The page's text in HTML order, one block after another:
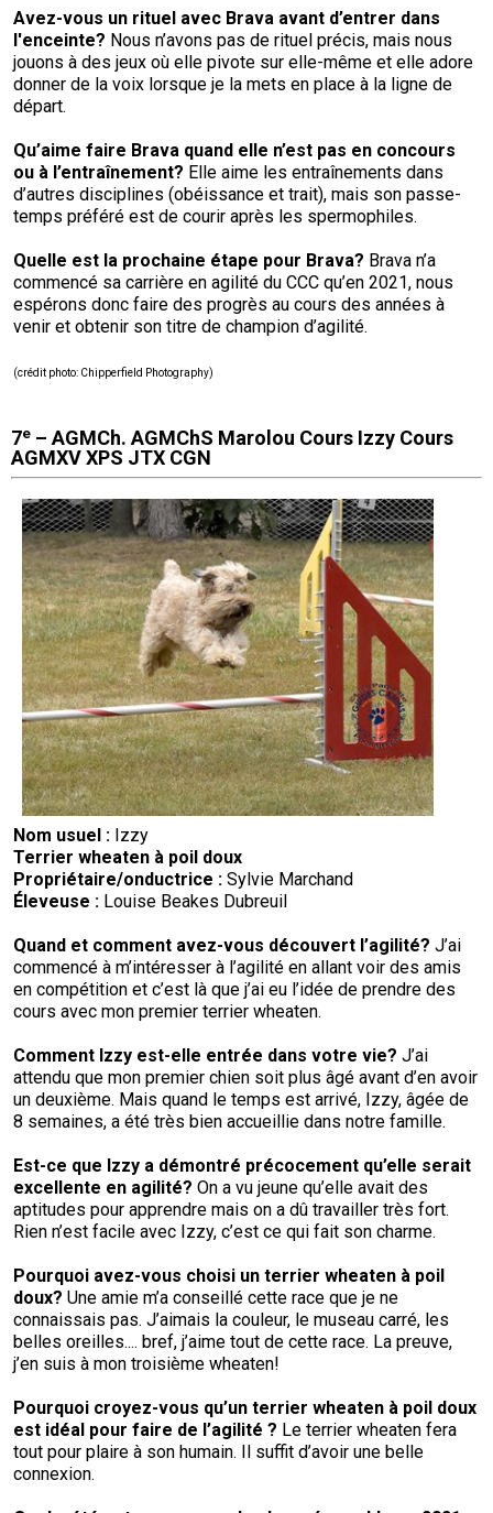
Avez-vous un rituel avec Brava avant d’entrer dans
l'enceinte? Nous n’avons pas de rituel précis, mais nous
jouons à des jeux où elle pivote sur elle-même et elle adore
donner de la voix lorsque je la mets en place à la ligne de
départ.
Qu’aime faire Brava quand elle n’est pas en concours
ou à l’entraînement? Elle aime les entraînements dans
d’autres disciplines (obéissance et trait), mais son passe-
temps préféré est de courir après les spermophiles.
Quelle est la prochaine étape pour Brava? Brava n’a
commencé sa carrière en agilité du CCC qu’en 2021, nous
espérons donc faire des progrès au cours des années à
venir et obtenir son titre de champion d’agilité.
(crédit photo: Chipperfield Photography)
7e – AGMCh. AGMChS Marolou Cours Izzy Cours
AGMXV XPS JTX CGN
Nom usuel : Izzy
Terrier wheaten à poil doux
Propriétaire/onductrice : Sylvie Marchand
Éleveuse : Louise Beakes Dubreuil
Quand et comment avez-vous découvert l’agilité? J’ai
commencé à m’intéresser à l’agilité en allant voir des amis
en compétition et c’est là que j’ai eu l’idée de prendre des
cours avec mon premier terrier wheaten.
Comment Izzy est-elle entrée dans votre vie? J’ai
attendu que mon premier chien soit plus âgé avant d’en avoir
un deuxième. Mais quand le temps est arrivé, Izzy, âgée de
8 semaines, a été très bien accueillie dans notre famille.
Est-ce que Izzy a démontré précocement qu’elle serait
excellente en agilité? On a vu jeune qu’elle avait des
aptitudes pour apprendre mais on a dû travailler très fort.
Rien n’est facile avec Izzy, c’est ce qui fait son charme.
Pourquoi avez-vous choisi un terrier wheaten à poil
doux? Une amie m’a conseillé cette race que je ne
connaissais pas. J’aimais la couleur, le museau carré, les
belles oreilles.... bref, j’aime tout de cette race. La preuve,
j’en suis à mon troisième wheaten!
Pourquoi croyez-vous qu’un terrier wheaten à poil doux
est idéal pour faire de l’agilité ? Le terrier wheaten fera
tout pour plaire à son humain. Il suffit d’avoir une belle
connexion.